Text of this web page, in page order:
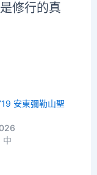
修行的真
安東彌勒山聖
中